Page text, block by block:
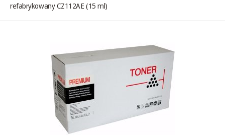
refabrykowany CZ112AE (15 ml)